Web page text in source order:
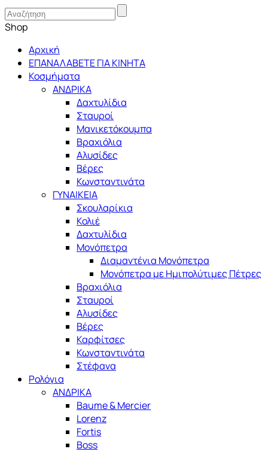
Shop
Αρχική
ΕΠΑΝΑΛΑΒΕΤΕ ΓΙΑ ΚΙΝΗΤΑ
Κοσμήματα
ΑΝΔΡΙΚΑ
Δαχτυλίδια
Σταυροί
Μανικετόκουμπα
Βραχιόλια
Αλυσίδες
Βέρες
Κωνσταντινάτα
ΓΥΝΑΙΚΕΙΑ
Σκουλαρίκια
Κολιέ
Δαχτυλίδια
Μονόπετρα
Διαμαντένια Μονόπετρα
Μονόπετρα με Ημιπολύτιμες Πέτρες
Βραχιόλια
Σταυροί
Αλυσίδες
Βέρες
Καρφίτσες
Κωνσταντινάτα
Στέφανα
Ρολόγια
ΑΝΔΡΙΚΑ
Baume & Mercier
Lorenz
Fortis
Boss